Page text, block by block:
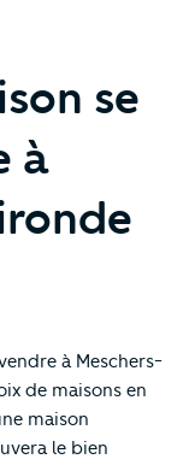
se
à
à Meschers-
de maisons en
maison
le bien